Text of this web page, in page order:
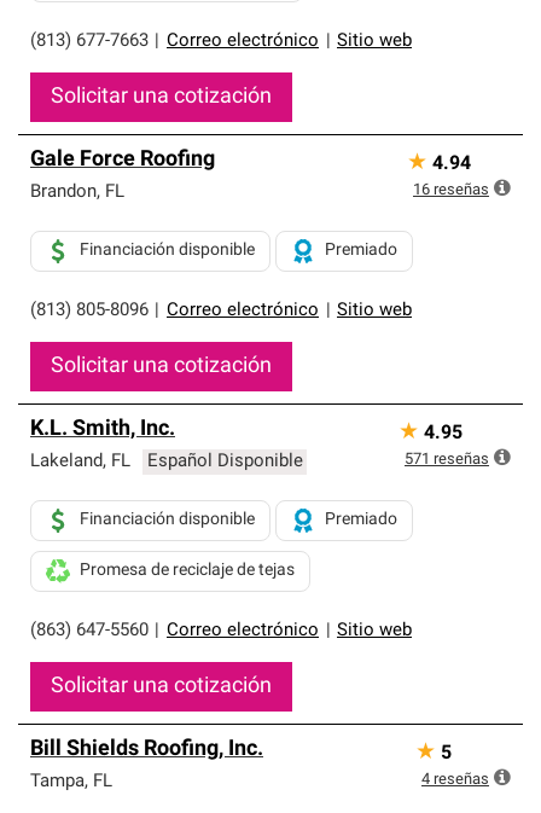
(813) 677-7663 Correo electrónico Sitio web
Solicitar una cotización
Gale Force Roofing
Brandon, FL
(813) 805-8096 Correo electrónico Sitio web
Financiación disponible Premiado
Solicitar una cotización
★ 4.94
16 reseñas
K.L. Smith, Inc.
Lakeland, FL Español Disponible
(863) 647-5560 Correo electrónico Sitio web
Financiación disponible Premiado
Promesa de reciclaje de tejas
Solicitar una cotización
★ 4.95
571 reseñas
Bill Shields Roofing, Inc.
Tampa, FL
★ 5
4 reseñas